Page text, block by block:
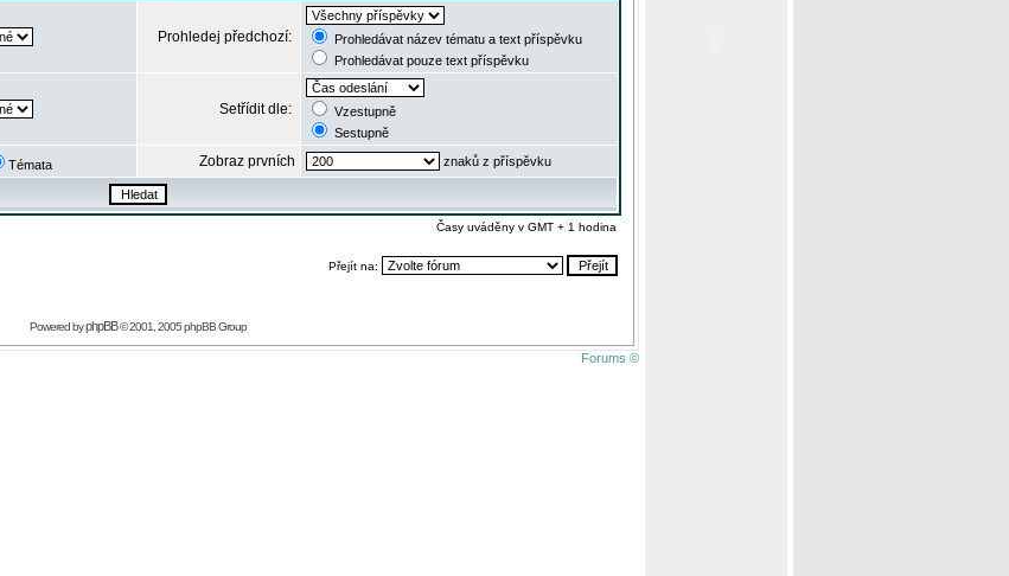
Prohledej předchozí:
Prohledávat název tématu a text příspěvku
Prohledávat pouze text příspěvku
Setřídit dle:
Vzestupně
Sestupně
Témata Zobraz prvních znaků z příspěvku
Časy uváděny v GMT + 1 hodina
Přejít na:
Powered byphpBB© 2001, 2005 phpBB Group
Forums ©